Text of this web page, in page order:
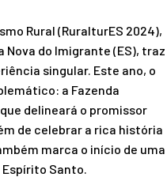
Rural (RuralturES 2024),
Nova do Imigrante (ES), traz
singular. Este ano, o
a Fazenda
delineará o promissor
de celebrar a rica história
marca o início de uma
Santo.